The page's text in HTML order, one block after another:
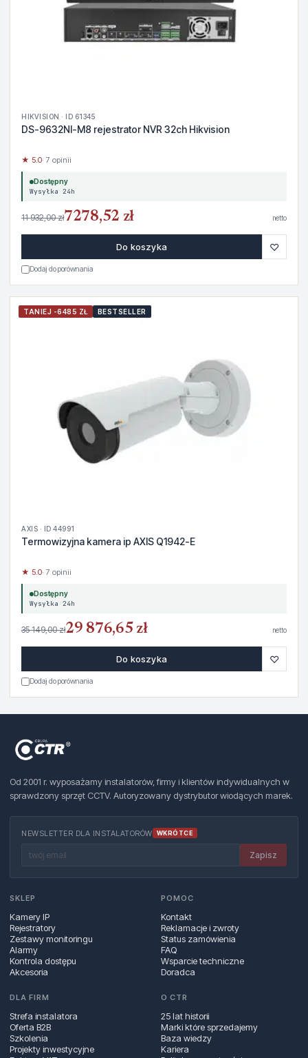
HIKVISION · ID 61345
DS-9632NI-M8 rejestrator NVR 32ch Hikvision
★ 5.0· 7 opinii
Dostępny
Wysyłka 24h
11 932,00 zł7278,52 zł netto
Do koszyka ♡
Dodaj do porównania
TANIEJ -6485 ZŁ BESTSELLER
AXIS · ID 44991
Termowizyjna kamera ip AXIS Q1942-E
★ 5.0· 7 opinii
Dostępny
Wysyłka 24h
35 149,00 zł29 876,65 zł netto
Do koszyka ♡
Dodaj do porównania
Od 2001 r. wyposażamy instalatorów, firmy i klientów indywidualnych w
sprawdzony sprzęt CCTV. Autoryzowany dystrybutor wiodących marek.
NEWSLETTER DLA INSTALATORÓW WKRÓTCE
Zapisz
SKLEP
Kamery IP
Rejestratory
Zestawy monitoringu
Alarmy
Kontrola dostępu
Akcesoria
POMOC
Kontakt
Reklamacje i zwroty
Status zamówienia
FAQ
Wsparcie techniczne
Doradca
DLA FIRM
Strefa instalatora
Oferta B2B
Szkolenia
Projekty inwestycyjne
O CTR
25 lat historii
Marki które sprzedajemy
Baza wiedzy
Kariera